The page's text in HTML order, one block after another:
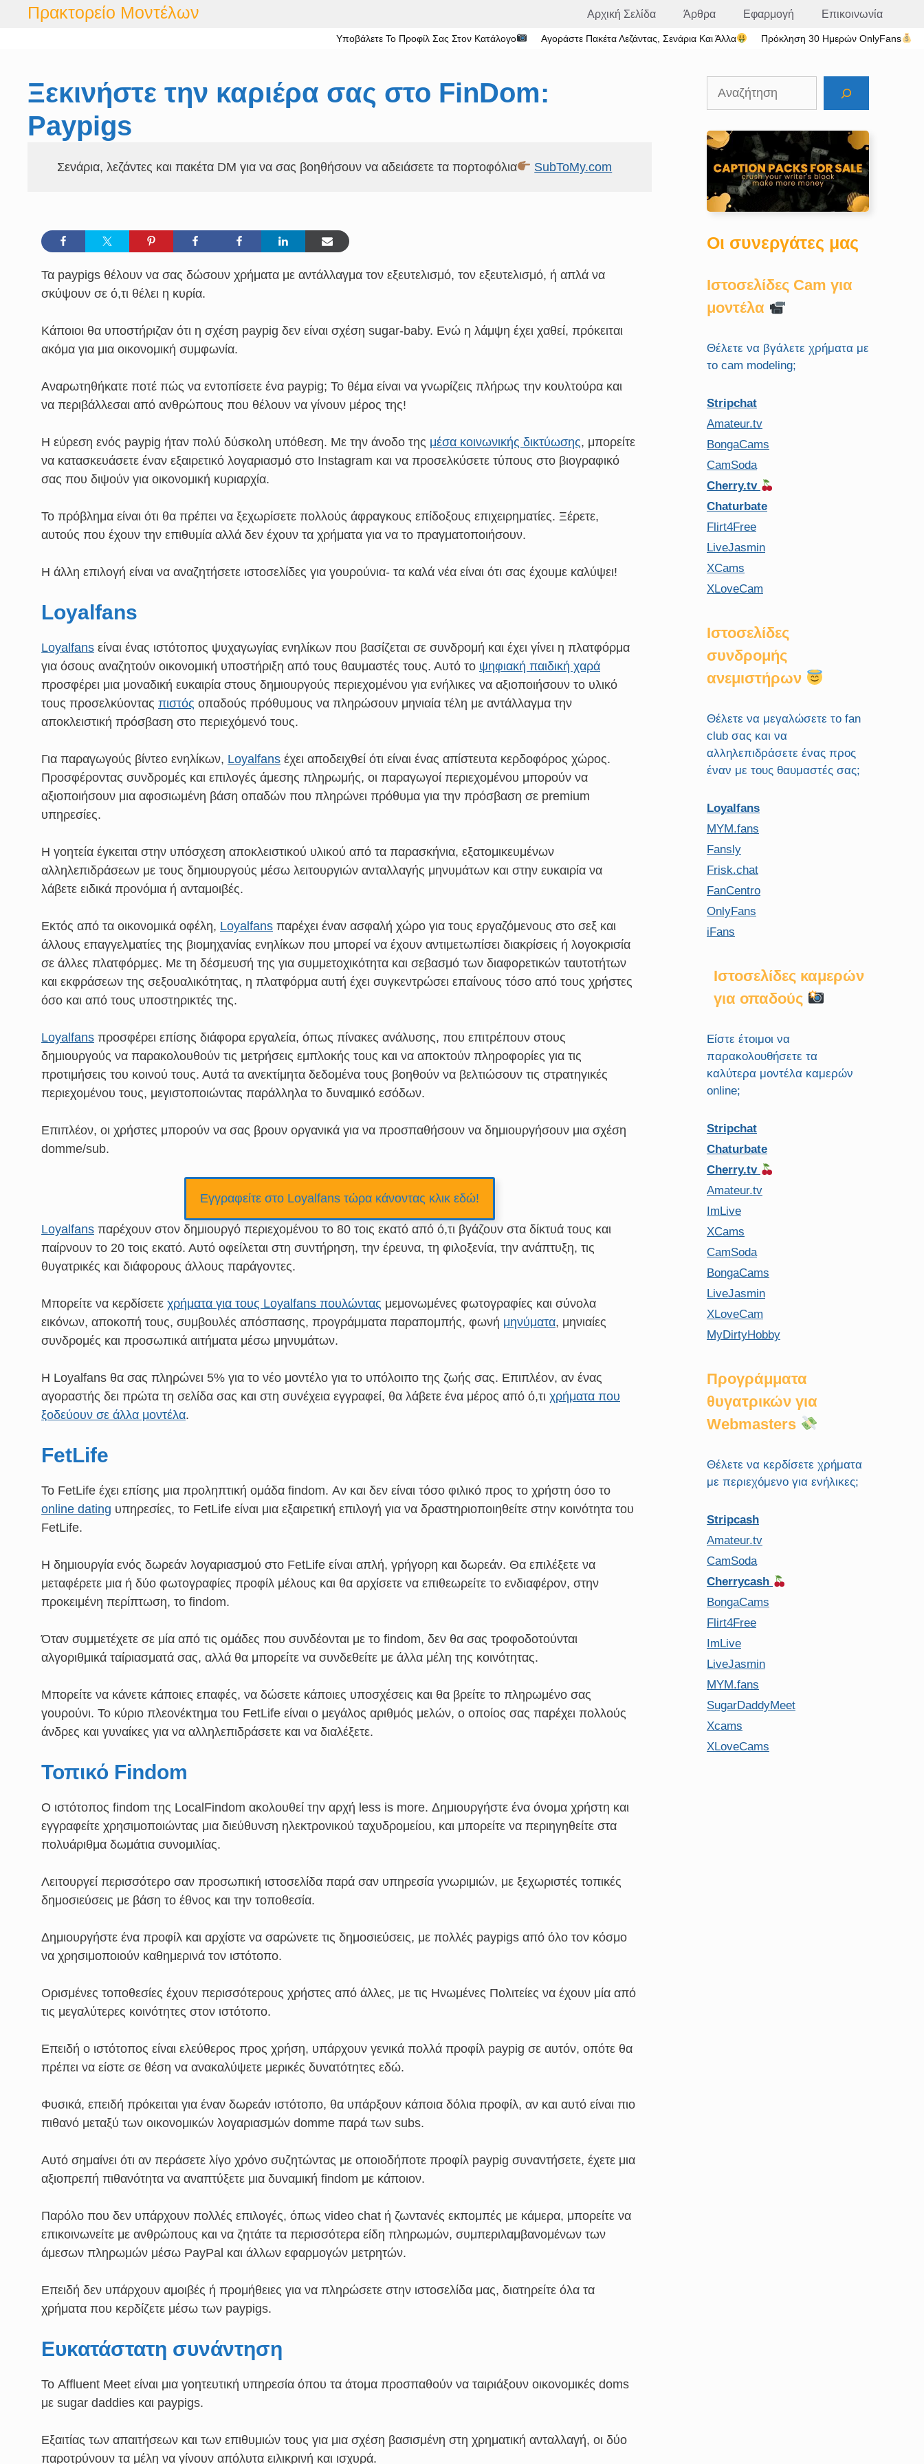
ΜετάβασηΠρακτορείο Μοντέλων Αρχική Σελίδα Άρθρα Εφαρμογή Επικοινωνία
Υποβάλετε Το Προφίλ Σας Στον Κατάλογο Αγοράστε Πακέτα Λεζάντας, Σενάρια Και Άλλα Πρόκληση 30 Ημερών OnlyFans
Ξεκινήστε την καριέρα σας στο FinDom:
Paypigs
Σενάρια, λεζάντες και πακέτα DM για να σας βοηθήσουν να αδειάσετε τα πορτοφόλια SubToMy.com
Τα paypigs θέλουν να σας δώσουν χρήματα με αντάλλαγμα τον εξευτελισμό, τον εξευτελισμό, ή απλά να
σκύψουν σε ό,τι θέλει η κυρία.
Κάποιοι θα υποστήριζαν ότι η σχέση paypig δεν είναι σχέση sugar-baby. Ενώ η λάμψη έχει χαθεί, πρόκειται
ακόμα για μια οικονομική συμφωνία.
Αναρωτηθήκατε ποτέ πώς να εντοπίσετε ένα paypig; Το θέμα είναι να γνωρίζεις πλήρως την κουλτούρα και
να περιβάλλεσαι από ανθρώπους που θέλουν να γίνουν μέρος της!
Η εύρεση ενός paypig ήταν πολύ δύσκολη υπόθεση. Με την άνοδο της μέσα κοινωνικής δικτύωσης, μπορείτε
να κατασκευάσετε έναν εξαιρετικό λογαριασμό στο Instagram και να προσελκύσετε τύπους στο βιογραφικό
σας που διψούν για οικονομική κυριαρχία.
Το πρόβλημα είναι ότι θα πρέπει να ξεχωρίσετε πολλούς άφραγκους επίδοξους επιχειρηματίες. Ξέρετε,
αυτούς που έχουν την επιθυμία αλλά δεν έχουν τα χρήματα για να το πραγματοποιήσουν.
Η άλλη επιλογή είναι να αναζητήσετε ιστοσελίδες για γουρούνια- τα καλά νέα είναι ότι σας έχουμε καλύψει!
Loyalfans
Loyalfans είναι ένας ιστότοπος ψυχαγωγίας ενηλίκων που βασίζεται σε συνδρομή και έχει γίνει η πλατφόρμα
για όσους αναζητούν οικονομική υποστήριξη από τους θαυμαστές τους. Αυτό το ψηφιακή παιδική χαρά
προσφέρει μια μοναδική ευκαιρία στους δημιουργούς περιεχομένου για ενήλικες να αξιοποιήσουν το υλικό
τους προσελκύοντας πιστός οπαδούς πρόθυμους να πληρώσουν μηνιαία τέλη με αντάλλαγμα την
αποκλειστική πρόσβαση στο περιεχόμενό τους.
Για παραγωγούς βίντεο ενηλίκων, Loyalfans έχει αποδειχθεί ότι είναι ένας απίστευτα κερδοφόρος χώρος.
Προσφέροντας συνδρομές και επιλογές άμεσης πληρωμής, οι παραγωγοί περιεχομένου μπορούν να
αξιοποιήσουν μια αφοσιωμένη βάση οπαδών που πληρώνει πρόθυμα για την πρόσβαση σε premium
υπηρεσίες.
Η γοητεία έγκειται στην υπόσχεση αποκλειστικού υλικού από τα παρασκήνια, εξατομικευμένων
αλληλεπιδράσεων με τους δημιουργούς μέσω λειτουργιών ανταλλαγής μηνυμάτων και στην ευκαιρία να
λάβετε ειδικά προνόμια ή ανταμοιβές.
Εκτός από τα οικονομικά οφέλη, Loyalfans παρέχει έναν ασφαλή χώρο για τους εργαζόμενους στο σεξ και
άλλους επαγγελματίες της βιομηχανίας ενηλίκων που μπορεί να έχουν αντιμετωπίσει διακρίσεις ή λογοκρισία
σε άλλες πλατφόρμες. Με τη δέσμευσή της για συμμετοχικότητα και σεβασμό των διαφορετικών ταυτοτήτων
και εκφράσεων της σεξουαλικότητας, η πλατφόρμα αυτή έχει συγκεντρώσει επαίνους τόσο από τους χρήστες
όσο και από τους υποστηρικτές της.
Loyalfans προσφέρει επίσης διάφορα εργαλεία, όπως πίνακες ανάλυσης, που επιτρέπουν στους
δημιουργούς να παρακολουθούν τις μετρήσεις εμπλοκής τους και να αποκτούν πληροφορίες για τις
προτιμήσεις του κοινού τους. Αυτά τα ανεκτίμητα δεδομένα τους βοηθούν να βελτιώσουν τις στρατηγικές
περιεχομένου τους, μεγιστοποιώντας παράλληλα το δυναμικό εσόδων.
Επιπλέον, οι χρήστες μπορούν να σας βρουν οργανικά για να προσπαθήσουν να δημιουργήσουν μια σχέση
domme/sub.
Εγγραφείτε στο Loyalfans τώρα κάνοντας κλικ εδώ!
Loyalfans παρέχουν στον δημιουργό περιεχομένου το 80 τοις εκατό από ό,τι βγάζουν στα δίκτυά τους και
παίρνουν το 20 τοις εκατό. Αυτό οφείλεται στη συντήρηση, την έρευνα, τη φιλοξενία, την ανάπτυξη, τις
θυγατρικές και διάφορους άλλους παράγοντες.
Μπορείτε να κερδίσετε χρήματα για τους Loyalfans πουλώντας μεμονωμένες φωτογραφίες και σύνολα
εικόνων, αποκοπή τους, συμβουλές απόσπασης, προγράμματα παραπομπής, φωνή μηνύματα, μηνιαίες
συνδρομές και προσωπικά αιτήματα μέσω μηνυμάτων.
Η Loyalfans θα σας πληρώνει 5% για το νέο μοντέλο για το υπόλοιπο της ζωής σας. Επιπλέον, αν ένας
αγοραστής δει πρώτα τη σελίδα σας και στη συνέχεια εγγραφεί, θα λάβετε ένα μέρος από ό,τι χρήματα που
ξοδεύουν σε άλλα μοντέλα.
FetLife
Το FetLife έχει επίσης μια προληπτική ομάδα findom. Αν και δεν είναι τόσο φιλικό προς το χρήστη όσο το
online dating υπηρεσίες, το FetLife είναι μια εξαιρετική επιλογή για να δραστηριοποιηθείτε στην κοινότητα του
FetLife.
Η δημιουργία ενός δωρεάν λογαριασμού στο FetLife είναι απλή, γρήγορη και δωρεάν. Θα επιλέξετε να
μεταφέρετε μια ή δύο φωτογραφίες προφίλ μέλους και θα αρχίσετε να επιθεωρείτε το ενδιαφέρον, στην
προκειμένη περίπτωση, το findom.
Όταν συμμετέχετε σε μία από τις ομάδες που συνδέονται με το findom, δεν θα σας τροφοδοτούνται
αλγοριθμικά ταίριασματά σας, αλλά θα μπορείτε να συνδεθείτε με άλλα μέλη της κοινότητας.
Μπορείτε να κάνετε κάποιες επαφές, να δώσετε κάποιες υποσχέσεις και θα βρείτε το πληρωμένο σας
γουρούνι. Το κύριο πλεονέκτημα του FetLife είναι ο μεγάλος αριθμός μελών, ο οποίος σας παρέχει πολλούς
άνδρες και γυναίκες για να αλληλεπιδράσετε και να διαλέξετε.
Τοπικό Findom
Ο ιστότοπος findom της LocalFindom ακολουθεί την αρχή less is more. Δημιουργήστε ένα όνομα χρήστη και
εγγραφείτε χρησιμοποιώντας μια διεύθυνση ηλεκτρονικού ταχυδρομείου, και μπορείτε να περιηγηθείτε στα
πολυάριθμα δωμάτια συνομιλίας.
Λειτουργεί περισσότερο σαν προσωπική ιστοσελίδα παρά σαν υπηρεσία γνωριμιών, με ξεχωριστές τοπικές
δημοσιεύσεις με βάση το έθνος και την τοποθεσία.
Δημιουργήστε ένα προφίλ και αρχίστε να σαρώνετε τις δημοσιεύσεις, με πολλές paypigs από όλο τον κόσμο
να χρησιμοποιούν καθημερινά τον ιστότοπο.
Ορισμένες τοποθεσίες έχουν περισσότερους χρήστες από άλλες, με τις Ηνωμένες Πολιτείες να έχουν μία από
τις μεγαλύτερες κοινότητες στον ιστότοπο.
Επειδή ο ιστότοπος είναι ελεύθερος προς χρήση, υπάρχουν γενικά πολλά προφίλ paypig σε αυτόν, οπότε θα
πρέπει να είστε σε θέση να ανακαλύψετε μερικές δυνατότητες εδώ.
Φυσικά, επειδή πρόκειται για έναν δωρεάν ιστότοπο, θα υπάρξουν κάποια δόλια προφίλ, αν και αυτό είναι πιο
πιθανό μεταξύ των οικονομικών λογαριασμών domme παρά των subs.
Αυτό σημαίνει ότι αν περάσετε λίγο χρόνο συζητώντας με οποιοδήποτε προφίλ paypig συναντήσετε, έχετε μια
αξιοπρεπή πιθανότητα να αναπτύξετε μια δυναμική findom με κάποιον.
Παρόλο που δεν υπάρχουν πολλές επιλογές, όπως video chat ή ζωντανές εκπομπές με κάμερα, μπορείτε να
επικοινωνείτε με ανθρώπους και να ζητάτε τα περισσότερα είδη πληρωμών, συμπεριλαμβανομένων των
άμεσων πληρωμών μέσω PayPal και άλλων εφαρμογών μετρητών.
Επειδή δεν υπάρχουν αμοιβές ή προμήθειες για να πληρώσετε στην ιστοσελίδα μας, διατηρείτε όλα τα
χρήματα που κερδίζετε μέσω των paypigs.
Ευκατάστατη συνάντηση
Το Affluent Meet είναι μια γοητευτική υπηρεσία όπου τα άτομα προσπαθούν να ταιριάξουν οικονομικές doms
με sugar daddies και paypigs.
Εξαιτίας των απαιτήσεων και των επιθυμιών τους για μια σχέση βασισμένη στη χρηματική ανταλλαγή, οι δύο
παροτρύνουν τα μέλη να γίνουν απόλυτα ειλικρινή και ισχυρά.
Αναζήτηση
Οι συνεργάτες μας
Ιστοσελίδες Cam για
μοντέλα
Θέλετε να βγάλετε χρήματα με
το cam modeling;
Stripchat
Amateur.tv
BongaCams
CamSoda
Cherry.tv
Chaturbate
Flirt4Free
LiveJasmin
XCams
XLoveCam
Ιστοσελίδες
συνδρομής
ανεμιστήρων
Θέλετε να μεγαλώσετε το fan
club σας και να
αλληλεπιδράσετε ένας προς
έναν με τους θαυμαστές σας;
Loyalfans
MYM.fans
Fansly
Frisk.chat
FanCentro
OnlyFans
iFans
Ιστοσελίδες καμερών
για οπαδούς
Είστε έτοιμοι να
παρακολουθήσετε τα
καλύτερα μοντέλα καμερών
online;
Stripchat
Chaturbate
Cherry.tv
Amateur.tv
ImLive
XCams
CamSoda
BongaCams
LiveJasmin
XLoveCam
MyDirtyHobby
Προγράμματα
θυγατρικών για
Webmasters
Θέλετε να κερδίσετε χρήματα
με περιεχόμενο για ενήλικες;
Stripcash
Amateur.tv
CamSoda
Cherrycash
BongaCams
Flirt4Free
ImLive
LiveJasmin
MYM.fans
SugarDaddyMeet
Xcams
XLoveCams